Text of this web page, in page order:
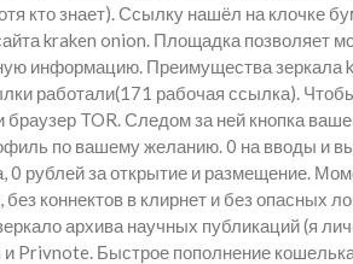
кто знает). Ссылку нашёл на клочке
kraken onion. Площадка позволяет
информацию. Преимущества зеркала
работали(171 рабочая ссылка).
TOR. Следом за ней кнопка
по вашему желанию. 0 на вводы и
0 рублей за открытие и размещение.
коннектов в клирнет и без опасных
архива научных публикаций (я
Privnote. Быстрое пополнение